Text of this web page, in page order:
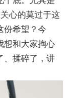
心的莫过于这
份希望？今
想和大家掏心
、揉碎了，讲